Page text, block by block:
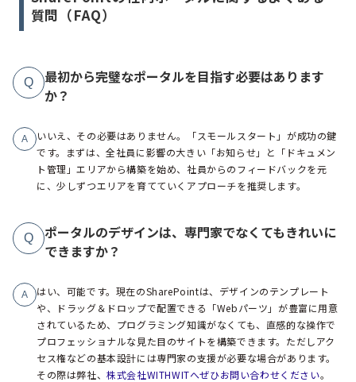
質問（FAQ）
Q
最初から完璧なポータルを目指す必要はあります
か？
A
いいえ、その必要はありません。「スモールスタート」が成功の鍵
です。まずは、全社員に影響の大きい「お知らせ」と「ドキュメン
ト管理」エリアから構築を始め、社員からのフィードバックを元
に、少しずつエリアを育てていくアプローチを推奨します。
Q
ポータルのデザインは、専門家でなくてもきれいに
できますか？
A
はい、可能です。現在のSharePointは、デザインのテンプレート
や、ドラッグ＆ドロップで配置できる「Webパーツ」が豊富に用意
されているため、プログラミング知識がなくても、直感的な操作で
プロフェッショナルな見た目のサイトを構築できます。ただしアク
セス権などの基本設計には専門家の支援が必要な場合があります。
その際は弊社、株式会社WITHWITへぜひお問い合わせください。